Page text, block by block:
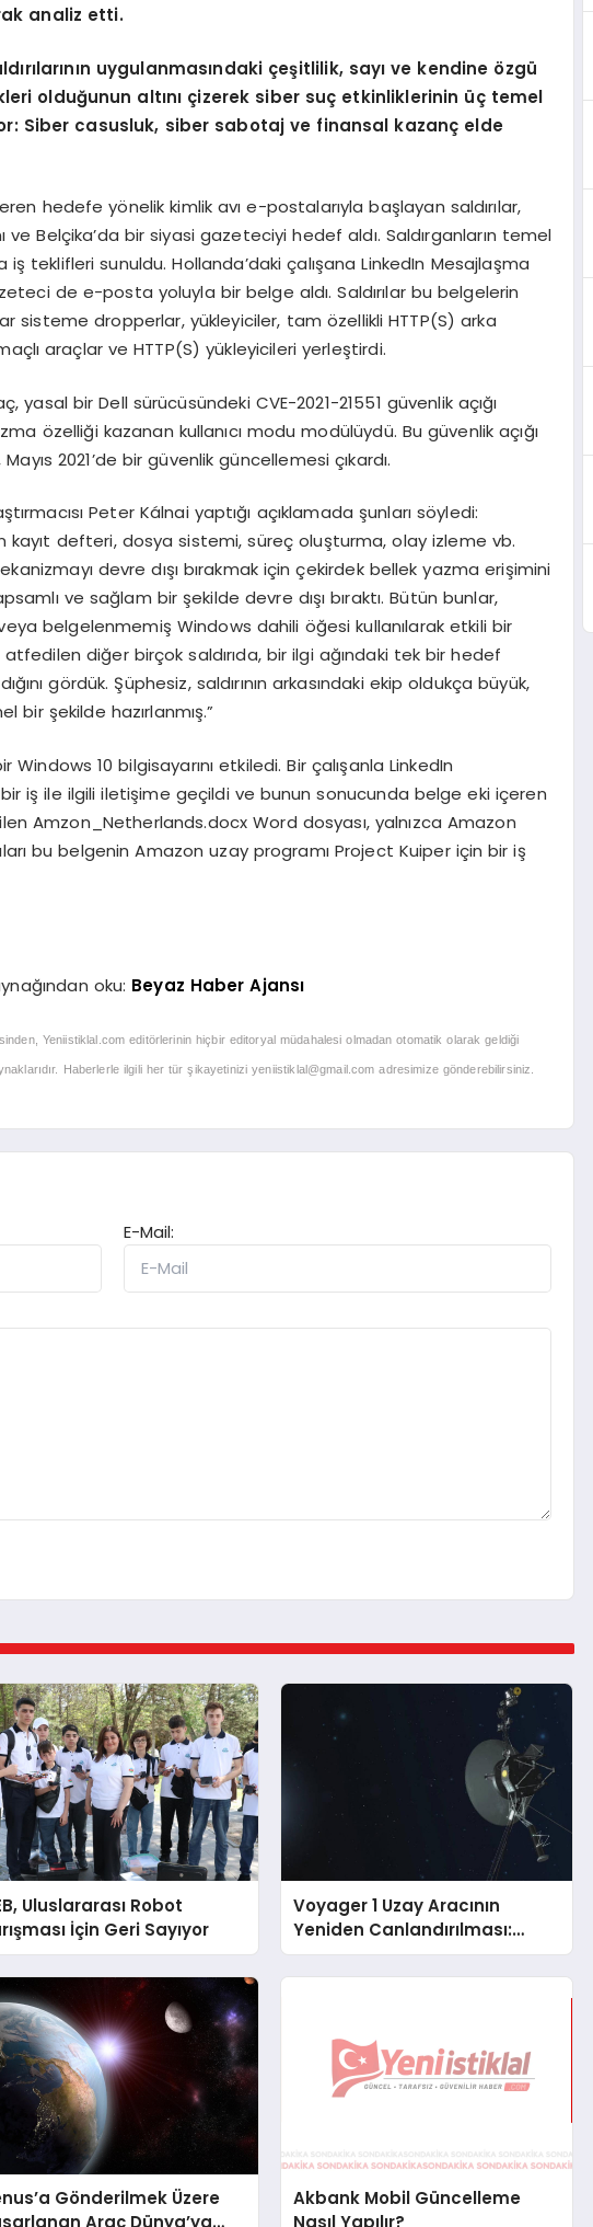
analiz etti.
uygulanmasındaki çeşitlilik, sayı ve kendine özgü
olduğunun altını çizerek siber suç etkinliklerinin üç temel
Siber casusluk, siber sabotaj ve finansal kazanç elde
hedefe yönelik kimlik avı e-postalarıyla başlayan saldırılar,
ve Belçika’da bir siyasi gazeteciyi hedef aldı. Saldırganların temel
iş teklifleri sunuldu. Hollanda’daki çalışana LinkedIn Mesajlaşma
de e-posta yoluyla bir belge aldı. Saldırılar bu belgelerin
sisteme dropperlar, yükleyiciler, tam özellikli HTTP(S) arka
araçlar ve HTTP(S) yükleyicileri yerleştirdi.
yasal bir Dell sürücüsündeki CVE-2021-21551 güvenlik açığı
özelliği kazanan kullanıcı modu modülüydü. Bu güvenlik açığı
2021’de bir güvenlik güncellemesi çıkardı.
Peter Kálnai yaptığı açıklamada şunları söyledi:
kayıt defteri, dosya sistemi, süreç oluşturma, olay izleme vb.
devre dışı bırakmak için çekirdek bellek yazma erişimini
ve sağlam bir şekilde devre dışı bıraktı. Bütün bunlar,
veya belgelenmemiş Windows dahili öğesi kullanılarak etkili bir
atfedilen diğer birçok saldırıda, bir ilgi ağındaki tek bir hedef
gördük. Şüphesiz, saldırının arkasındaki ekip oldukça büyük,
şekilde hazırlanmış.”
Windows 10 bilgisayarını etkiledi. Bir çalışanla LinkedIn
iş ile ilgili iletişime geçildi ve bunun sonucunda belge eki içeren
Amzon_Netherlands.docx Word dosyası, yalnızca Amazon
bu belgenin Amazon uzay programı Project Kuiper için bir iş
oku: Beyaz Haber Ajansı
Yeniistiklal.com editörlerinin hiçbir editoryal müdahalesi olmadan otomatik olarak geldiği
Haberlerle ilgili her tür şikayetiniziyeniistiklal@gmail.com adresimize gönderebilirsiniz.
E-Mail:
Uluslararası Robot
İçin Geri Sayıyor
Voyager 1 Uzay Aracının
Yeniden Canlandırılması:
NASA’nın Riskli Kararı
Gönderilmek Üzere
Araç Dünya’ya
Akbank Mobil Güncelleme
Nasıl Yapılır?